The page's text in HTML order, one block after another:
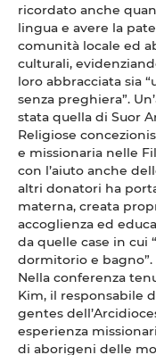
ricordato anche
lingua e avere la
comunità locale ed
culturali,
loro abbracciata sia
senza preghiera”.
stata quella di Suor
Religiose
e missionaria nelle
con l’aiuto anche
altri donatori ha
materna, creata
accoglienza ed
da quelle case in cui
dormitorio e bagno”.
Nella conferenza
Kim, il responsabile
gentes
esperienza
di aborigeni delle